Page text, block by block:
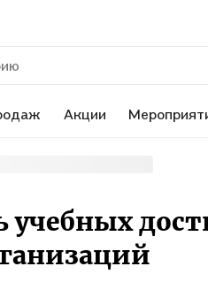
Акции
учебных